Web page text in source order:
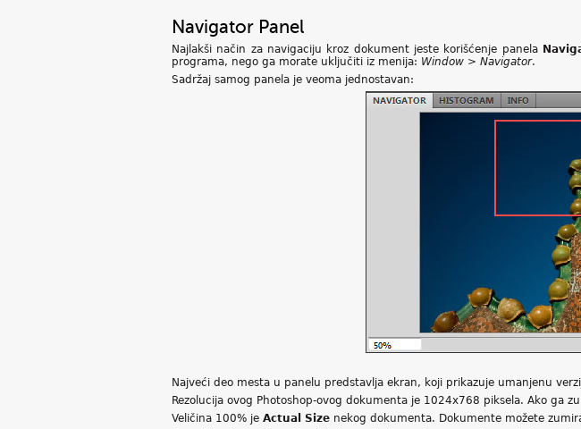
Navigator Panel
Najlakši način za navigaciju kroz dokument jeste korišćenje panela
programa, nego ga morate uključiti iz menija: Window > Navigator.
Sadržaj samog panela je veoma jednostavan:
Najveći deo mesta u panelu predstavlja ekran, koji prikazuje umanjenu
Rezolucija ovog Photoshop-ovog dokumenta je 1024x768 piksela. Ako ga
Veličina 100% je Actual Size nekog dokumenta. Dokumente možete